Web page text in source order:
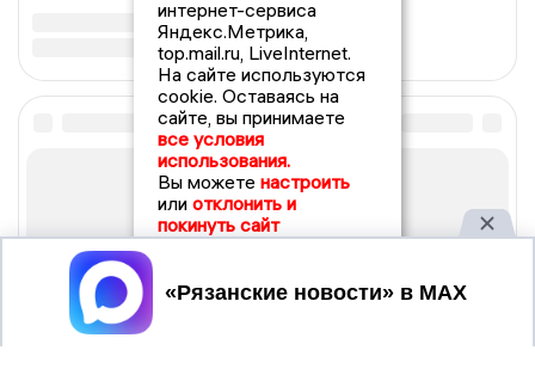
интернет-сервиса
Яндекс.Метрика,
top.mail.ru, LiveInternet.
На сайте используются
cookie. Оставаясь на
сайте, вы принимаете
все условия
использования.
Вы можете настроить
или отклонить и
покинуть сайт
Принять